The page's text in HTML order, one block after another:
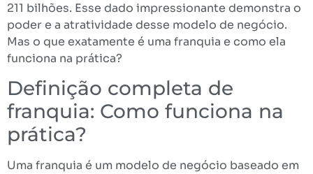
211 bilhões. Esse dado impressionante demonstra o
poder e a atratividade desse modelo de negócio.
Mas o que exatamente é uma franquia e como ela
funciona na prática?
Definição completa de
franquia: Como funciona na
prática?
Uma franquia é um modelo de negócio baseado em